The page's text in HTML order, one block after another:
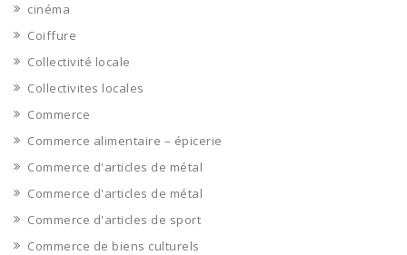
cinéma
Coiffure
Collectivité locale
Collectivites locales
Commerce
Commerce alimentaire – épicerie
Commerce d'articles de métal
Commerce d'articles de métal
Commerce d'articles de sport
Commerce de biens culturels